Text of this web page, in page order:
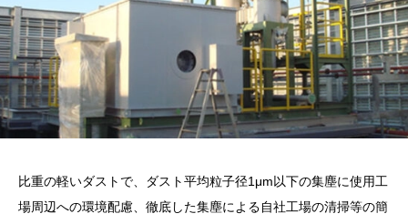
比重の軽いダストで、ダスト平均粒子径1μm以下の集塵に使用工
場周辺への環境配慮、徹底した集塵による自社工場の清掃等の簡